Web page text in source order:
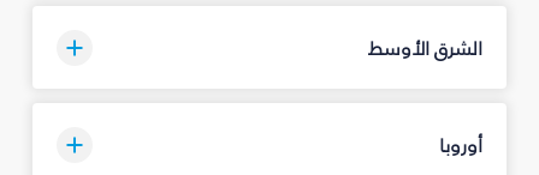
الشرق الأوسط
أوروبا